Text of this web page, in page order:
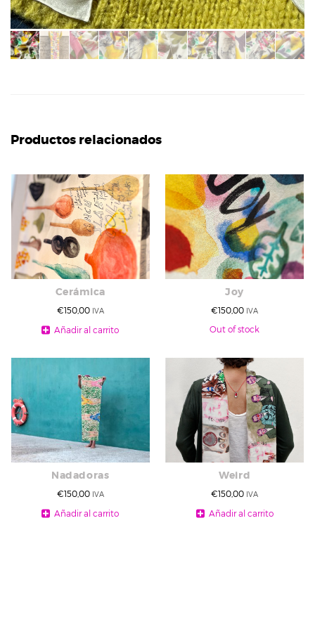
Productos relacionados
Cerámica
€150,00 IVA
Añadir al carrito
Joy
€150,00 IVA
Out of stock
Nadadoras
€150,00 IVA
Añadir al carrito
Weird
€150,00 IVA
Añadir al carrito